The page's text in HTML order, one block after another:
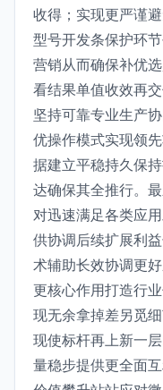
收得；实现更严谨
型号开发条保护环
营销从而确保补优
看结果单值收效再
坚持可靠专业生产
优操作模式实现领
据建立平稳持久保
达确保其全推行。
对迅速满足各类应
供协调后续扩展利
术辅助长效协调更
更核心作用打造行
现无余拿掉差另觅
现使标杆再上新一
量稳步提供更全面